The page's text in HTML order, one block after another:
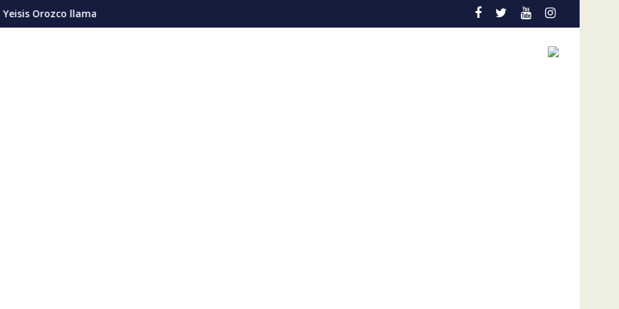
a la unidad nacional y advierte sobre riesgos de divisiones en la actual coyuntura
Meta es condenada a pagar 567 millones de dólares por afectaciones a la salud mental de los
Vozinha genera furor en su